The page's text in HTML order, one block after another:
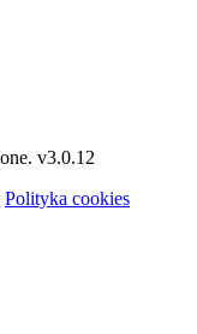
v3.0.12
Polityka cookies